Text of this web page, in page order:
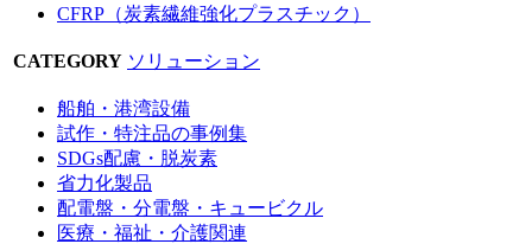
CFRP（炭素繊維強化プラスチック）
CATEGORY ソリューション
船舶・港湾設備
試作・特注品の事例集
SDGs配慮・脱炭素
省力化製品
配電盤・分電盤・キュービクル
医療・福祉・介護関連